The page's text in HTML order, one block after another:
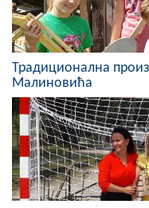
Обавјештења
Заштита од
COVID 19
Традиционална
Малиновића